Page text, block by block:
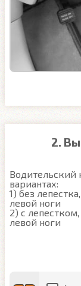
2.
Водительский
вариантах:
1) без
левой ноги
2) с
левой ноги